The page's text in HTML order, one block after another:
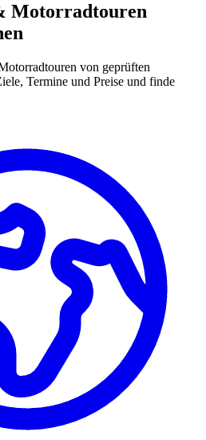
Motorradtouren
von geprüften
Termine und Preise und finde